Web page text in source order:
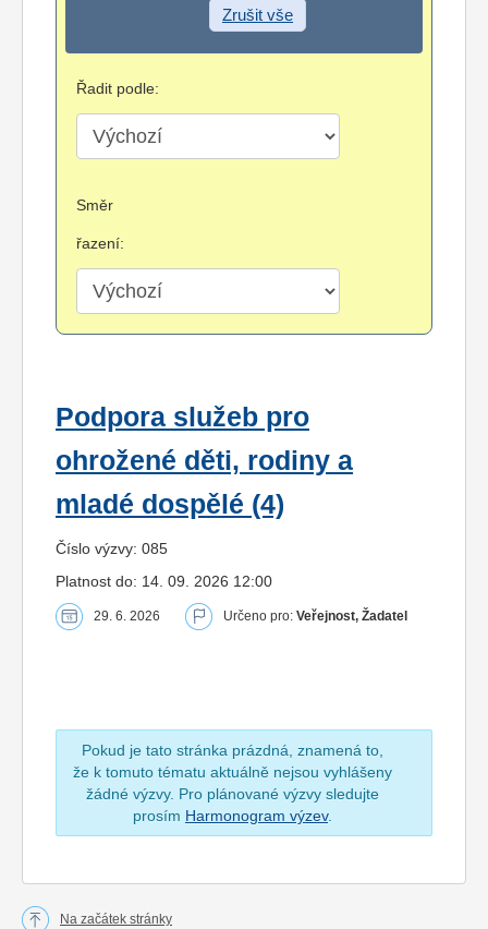
Zrušit vše
Řadit podle:
Směr
řazení:
Podpora služeb pro
ohrožené děti, rodiny a
mladé dospělé (4)
Číslo výzvy: 085
Platnost do: 14. 09. 2026 12:00
29. 6. 2026 Určeno pro: Veřejnost, Žadatel
Pokud je tato stránka prázdná, znamená to,
že k tomuto tématu aktuálně nejsou vyhlášeny
žádné výzvy. Pro plánované výzvy sledujte
prosím Harmonogram výzev.
Na začátek stránky